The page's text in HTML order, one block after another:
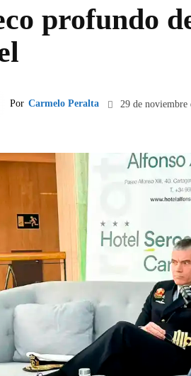
profundo
Por Carmelo Peralta 29 de noviembre